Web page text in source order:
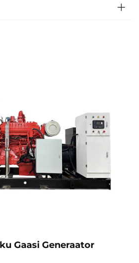
Gaasi Generaator